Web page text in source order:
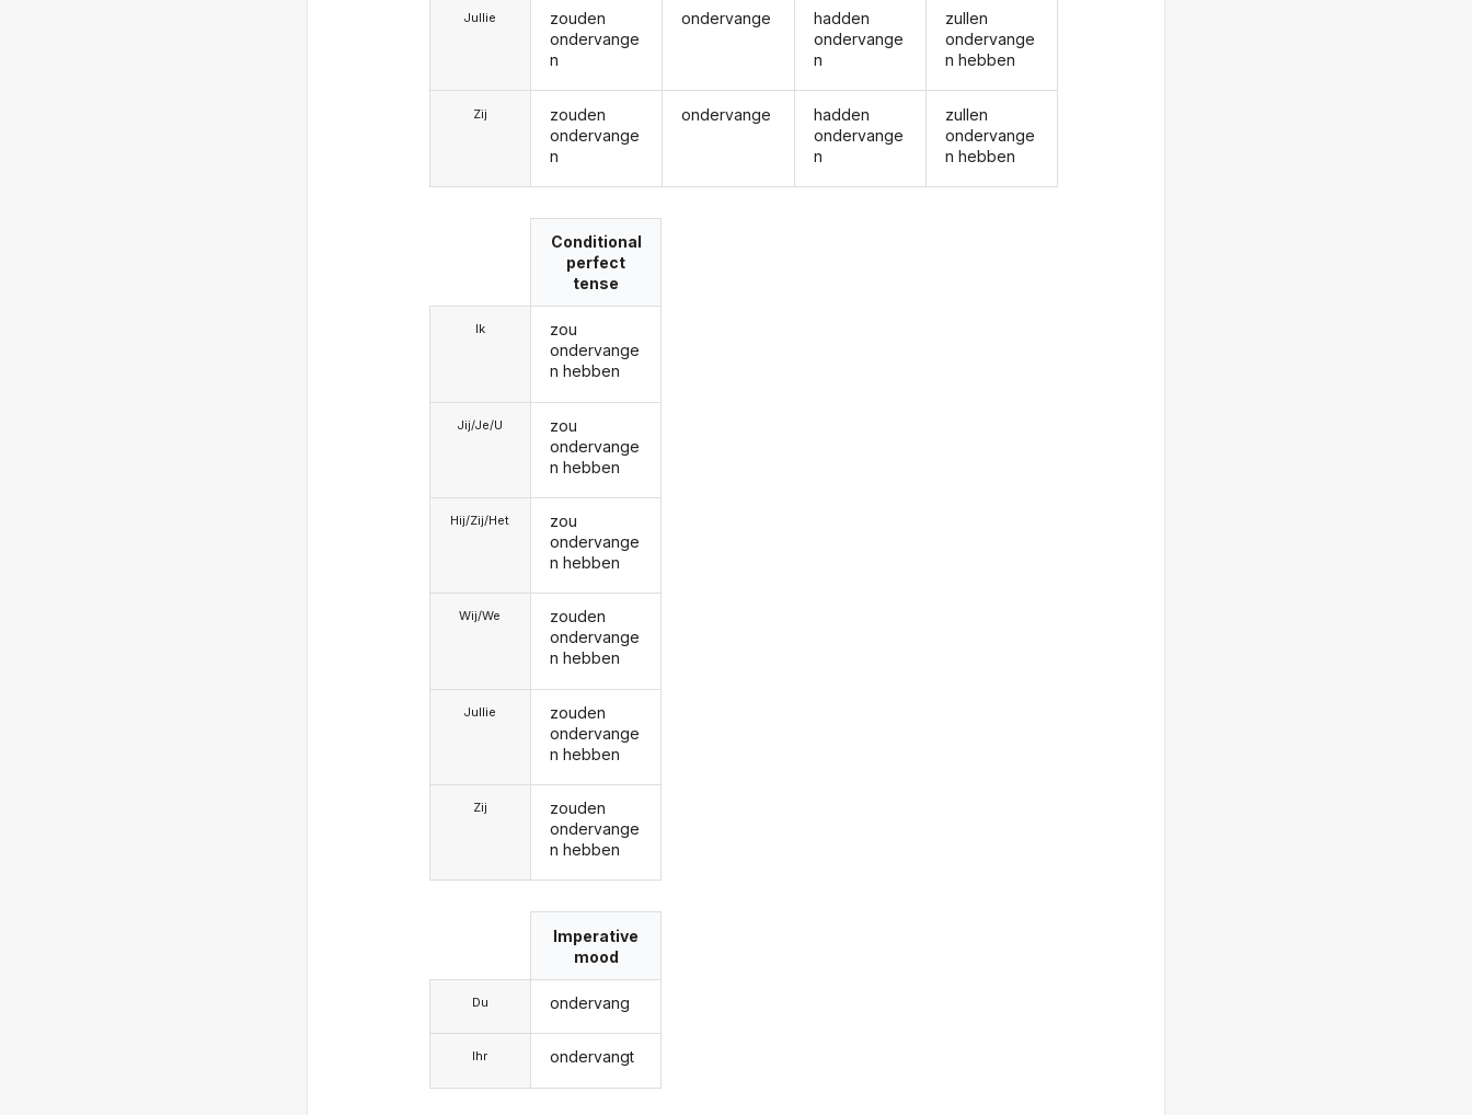
Jullie
Zij
zouden
ondervange
n
zouden
ondervange
n
ondervange
ondervange
hadden
ondervange
n
hadden
ondervange
n
zullen
ondervange
n hebben
zullen
ondervange
n hebben
Ik
Jij/Je/U
Hij/Zij/Het
Wij/We
Jullie
Zij
Conditional
perfect
tense
zou
ondervange
n hebben
zou
ondervange
n hebben
zou
ondervange
n hebben
zouden
ondervange
n hebben
zouden
ondervange
n hebben
zouden
ondervange
n hebben
Du
Ihr
Imperative
mood
ondervang
ondervangt